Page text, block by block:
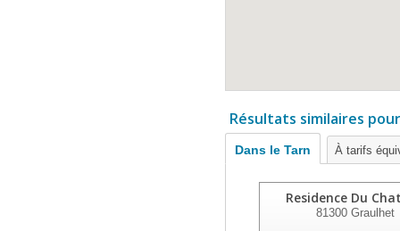
Résultats similaires
Dans le Tarn À tarifs
Residence Du
81300Graulhet